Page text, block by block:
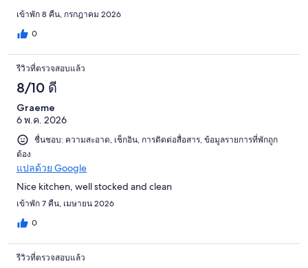
เข้าพัก 8 คืน, กรกฎาคม 2026
0
รีวิวที่ตรวจสอบแล้ว
8/10 ดี
Graeme
6 พ.ค. 2026
ชื่นชอบ: ความสะอาด, เช็กอิน, การติดต่อสื่อสาร, ข้อมูลรายการที่พักถูก
ต้อง
แปลด้วย Google
Nice kitchen, well stocked and clean
เข้าพัก 7 คืน, เมษายน 2026
0
รีวิวที่ตรวจสอบแล้ว